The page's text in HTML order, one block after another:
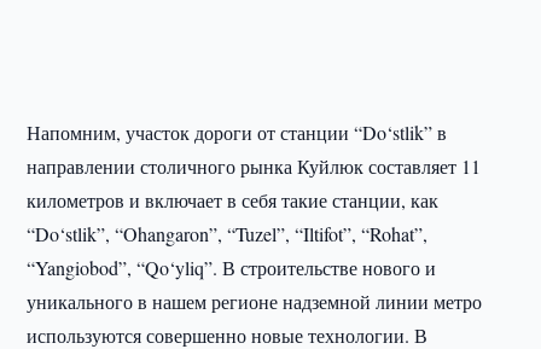
Напомним, участок дороги от станции “Do‘stlik” в
направлении столичного рынка Куйлюк составляет 11
километров и включает в себя такие станции, как
“Do‘stlik”, “Ohangaron”, “Tuzel”, “Iltifot”, “Rohat”,
“Yangiobod”, “Qo‘yliq”. В строительстве нового и
уникального в нашем регионе надземной линии метро
используются совершенно новые технологии. В